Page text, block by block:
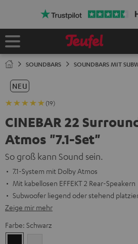
Startseite
SOUNDBARS SOUNDBARS MIT
NEU
(19)
CINEBAR 22
Atmos "7.1-Set"
So groß kann Sound sein.
7.1-System mit Dolby Atmos
Mit kabellosen EFFEKT 2 Rear-Speakern
Subwoofer liegend oder stehend
Zeige mir mehr
Farbe: Schwarz